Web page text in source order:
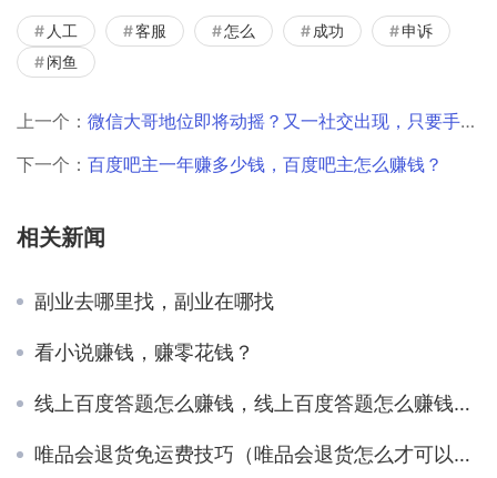
人工 客服 怎么 成功
申诉
闲鱼
上一个： 微信大哥地位即将动摇？又一社交出现，只要手机拨号就能视频通话
下一个： 百度吧主一年赚多少钱，百度吧主怎么赚钱？
相关新闻
副业去哪里找，副业在哪找
看小说赚钱，赚零花钱？
线上百度答题怎么赚钱，线上百度答题怎么赚钱的？
唯品会退货免运费技巧（唯品会退货怎么才可以免运费）